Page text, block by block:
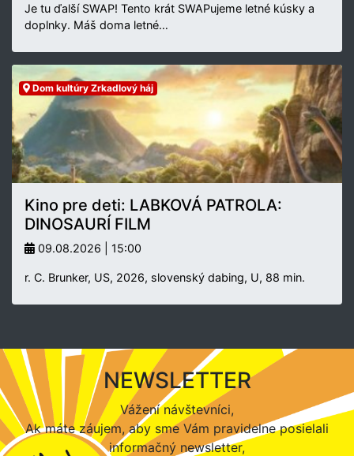
Je tu ďalší SWAP! Tento krát SWAPujeme letné kúsky a
doplnky. Máš doma letné…
Dom kultúry Zrkadlový háj
Kino pre deti: LABKOVÁ PATROLA:
DINOSAURÍ FILM
09.08.2026 | 15:00
r. C. Brunker, US, 2026, slovenský dabing, U, 88 min.
NEWSLETTER
Vážení návštevníci,
Ak máte záujem, aby sme Vám pravidelne posielali
informačný newsletter,